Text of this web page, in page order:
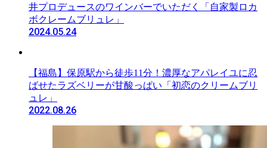
井プロデュースのワインバーでいただく「自家製ロカ
ボクレームブリュレ」
2024.05.24
【福島】保原駅から徒歩11分！濃厚なアパレイユに忍
ばせたラズベリーが甘酸っぱい「初恋のクリームブリ
ュレ」
2022.08.26